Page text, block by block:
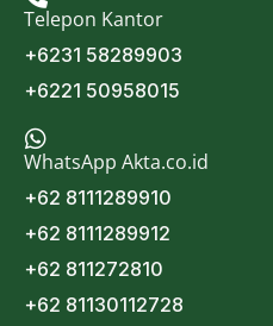
Telepon Kantor
+6231 58289903
+6221 50958015
WhatsApp Akta.co.id
+62 8111289910
+62 8111289912
+62 811272810
+62 81130112728